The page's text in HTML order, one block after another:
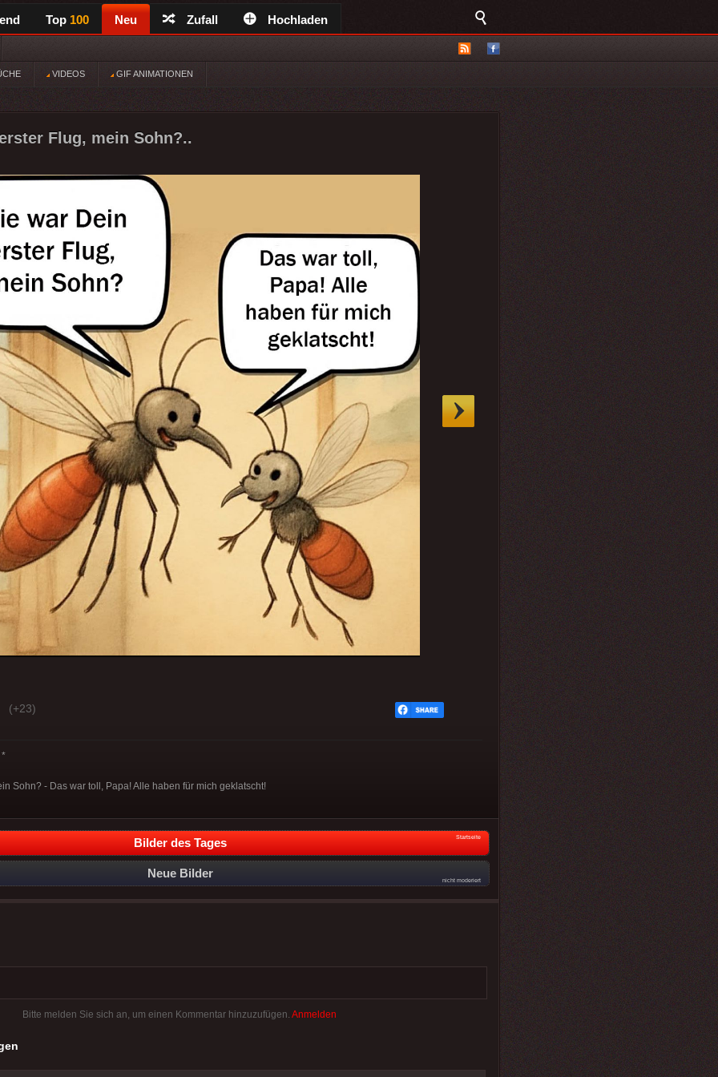
Top 100 Neu Zufall Hochladen
VIDEOS GIF ANIMATIONEN
Flug, mein Sohn?..
(+23)
Sohn? - Das war toll, Papa! Alle haben für mich geklatscht!
Bilder des Tages Startseite
Neue Bilder
nicht moderiert
Bitte melden Sie sich an, um einen Kommentar hinzuzufügen. Anmelden